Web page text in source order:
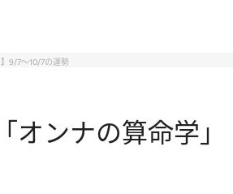
9/7～10/7の運勢
オンナの算命学